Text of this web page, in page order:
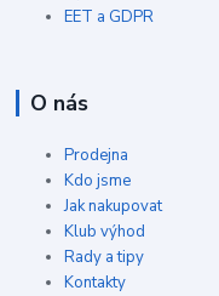
EET a GDPR
O nás
Prodejna
Kdo jsme
Jak nakupovat
Klub výhod
Rady a tipy
Kontakty